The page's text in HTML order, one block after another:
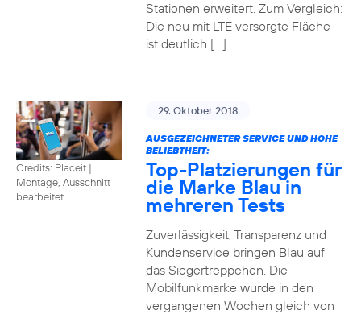
Stationen erweitert. Zum Vergleich:
Die neu mit LTE versorgte Fläche
ist deutlich […]
Credits: Placeit |
Montage, Ausschnitt
bearbeitet
29. Oktober 2018
AUSGEZEICHNETER SERVICE UND HOHE
BELIEBTHEIT:
Top-Platzierungen für
die Marke Blau in
mehreren Tests
Zuverlässigkeit, Transparenz und
Kundenservice bringen Blau auf
das Siegertreppchen. Die
Mobilfunkmarke wurde in den
vergangenen Wochen gleich von